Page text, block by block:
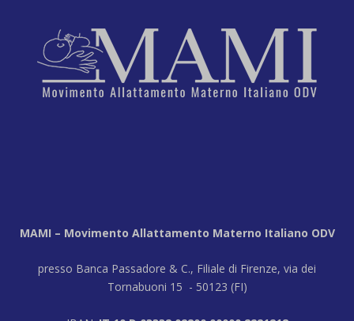
MAMI – Movimento Allattamento Materno Italiano ODV
presso Banca Passadore & C., Filiale di Firenze, via dei
Tornabuoni 15 - 50123 (FI)